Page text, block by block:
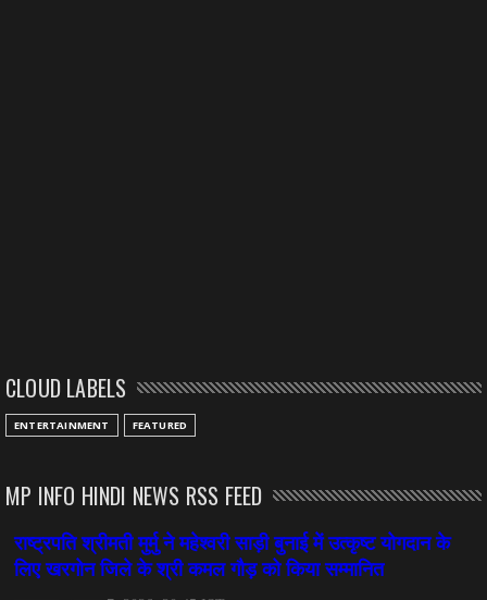
CLOUD LABELS
ENTERTAINMENT FEATURED
MP INFO HINDI NEWS RSS FEED